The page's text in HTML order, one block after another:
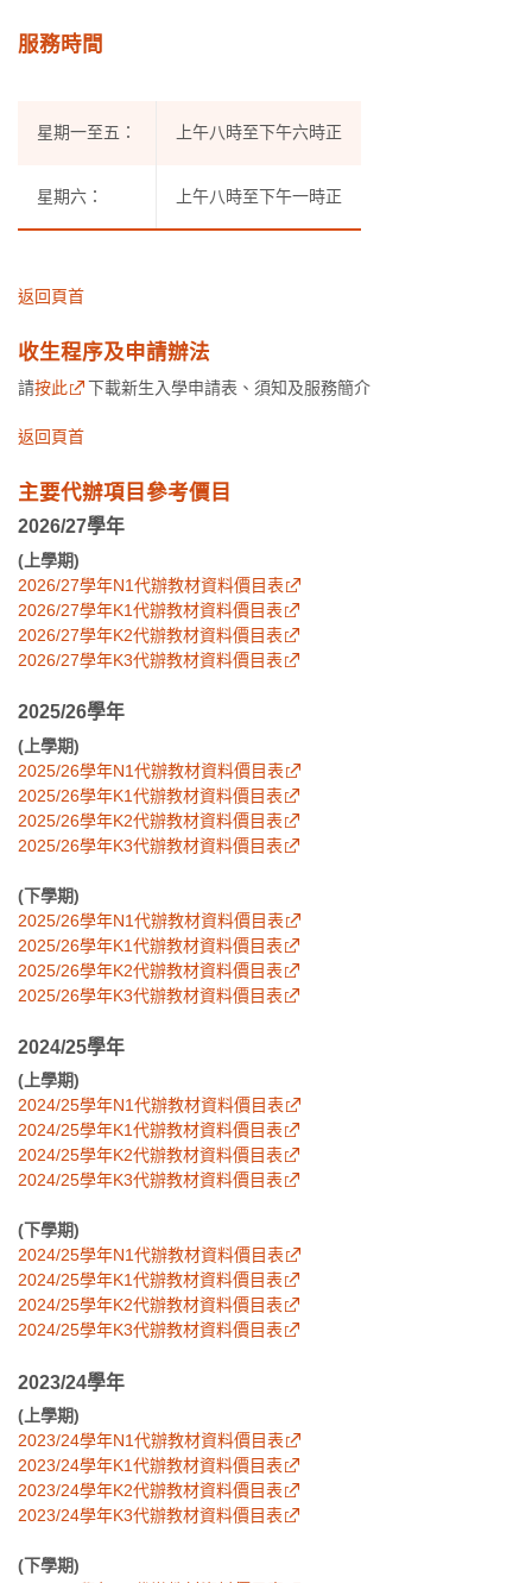
服務時間
星期一至五： 上午八時至下午六時正
星期六： 上午八時至下午一時正
返回頁首
收生程序及申請辦法
請按此 下載新生入學申請表、須知及服務簡介
返回頁首
主要代辦項目參考價目
2026/27學年
(上學期)
2026/27學年N1代辦教材資料價目表
2026/27學年K1代辦教材資料價目表
2026/27學年K2代辦教材資料價目表
2026/27學年K3代辦教材資料價目表
2025/26學年
(上學期)
2025/26學年N1代辦教材資料價目表
2025/26學年K1代辦教材資料價目表
2025/26學年K2代辦教材資料價目表
2025/26學年K3代辦教材資料價目表
(下學期)
2025/26學年N1代辦教材資料價目表
2025/26學年K1代辦教材資料價目表
2025/26學年K2代辦教材資料價目表
2025/26學年K3代辦教材資料價目表
2024/25學年
(上學期)
2024/25學年N1代辦教材資料價目表
2024/25學年K1代辦教材資料價目表
2024/25學年K2代辦教材資料價目表
2024/25學年K3代辦教材資料價目表
(下學期)
2024/25學年N1代辦教材資料價目表
2024/25學年K1代辦教材資料價目表
2024/25學年K2代辦教材資料價目表
2024/25學年K3代辦教材資料價目表
2023/24學年
(上學期)
2023/24學年N1代辦教材資料價目表
2023/24學年K1代辦教材資料價目表
2023/24學年K2代辦教材資料價目表
2023/24學年K3代辦教材資料價目表
(下學期)